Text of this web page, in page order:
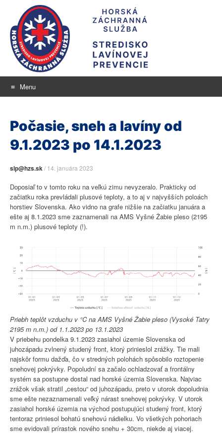
prevencie
Menu
content
Počasie, sneh a lavíny od
9.1.2023 po 14.1.2023
slp@hzs.sk/ 14. januára 2023
Doposiaľ to v tomto roku na veľkú zimu nevyzeralo. Prakticky od
začiatku roka prevládali plusové teploty, a to aj v najvyšších poloách
horstiev Slovenska. Ako vidno na grafe nižšie na začiatku januára a
ešte aj 8.1.2023 sme zaznamenali na AMS Vyšné Žabie pleso (2195
m n.m.) plusové teploty (!).
Priebh teplôt vzduchu v °C na AMS Vyšné Žabie pleso (Vysoké Tatry
2195 m n.m.) od 1.1.2023 po 13.1.2023
V priebehu pondelka 9.1.2023 zasiahol územie Slovenska od
juhozápadu zvlnený studený front, ktorý prinieslol zrážky. Tie mali
najskôr formu dažďa, čo v stredných polohách spôsobilo roztopenie
snehovej pokrývky. Popoludní sa začalo ochladzovať a frontálny
systém sa postupne dostal nad horské územia Slovenska. Najviac
zrážok však stratil „cestou“ od juhozápadu, preto v utorok dopoludnia
sme ešte nezaznamenali veľký nárast snehovej pokrývky. V utorok
zasiahol horské územia na východ postupujúci studený front, ktorý
tentoraz priniesol bohatú snehovú nádielku. Vo všetkých pohoriach
sme evidovali prírastok nového snehu + 30cm, niekde aj viacej.